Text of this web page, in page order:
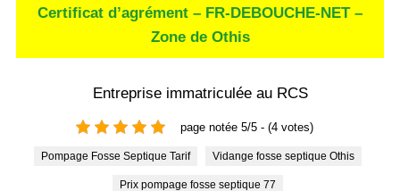
Certificat d’agrément – FR-DEBOUCHE-NET –
Zone de Othis
Entreprise immatriculée au RCS
page notée 5/5 - (4 votes)
Pompage Fosse Septique Tarif Vidange fosse septique Othis
Prix pompage fosse septique 77